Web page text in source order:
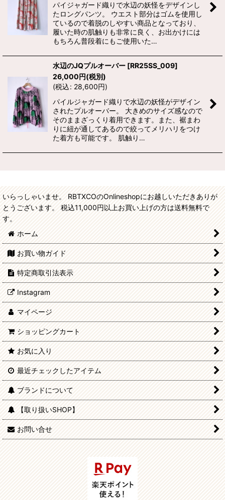
パイジャガード織りで水辺の妖怪をデザインし
たロングパンツ。 ウエスト部分はゴムを使用し
ているので着脱のしやすい商品となっており、
履いた時の肌触りも非常に良く、お出かけには
もちろん普段着にもご使用いた…
水辺のJQプルオーバー [RR25SS_009]
26,000円(税別)
(税込: 28,600円)
パイルジャガード織りで水辺の妖怪がデザイン
されたプルオーバー。 大きめのサイズ感なので
そのままざっくり着用できます。また、裾まわ
りに紐が通してあるので絞ってメリハリをつけ
た着方も可能です。 肌触り…
いらっしゃいませ。 RBTXCOのOnlineshopにお越しいただきありが
とうございます。 税込11,000円以上お買い上げの方は送料無料で
す。
ホーム
お買い物ガイド
特定商取引法表示
Instagram
マイページ
ショッピングカート
お気に入り
最近チェックしたアイテム
ブランドについて
【取り扱いSHOP】
お問い合せ